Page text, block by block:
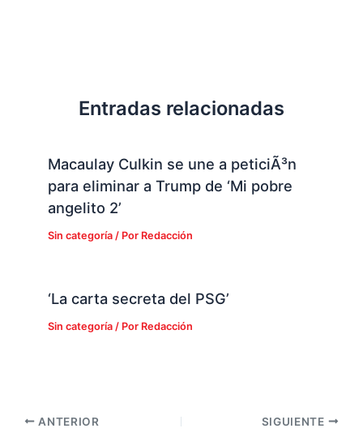
Entradas relacionadas
Macaulay Culkin se une a peticiÃ³n
para eliminar a Trump de ‘Mi pobre
angelito 2’
Sin categoría/ Por Redacción
‘La carta secreta del PSG’
Sin categoría/ Por Redacción
ANTERIOR SIGUIENTE